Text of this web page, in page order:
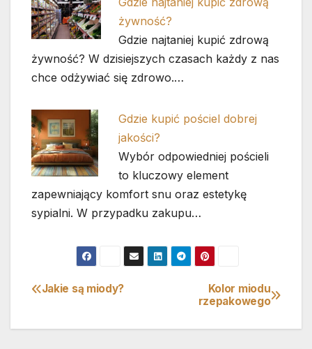
żywność?
Gdzie najtaniej kupić zdrową
żywność? W dzisiejszych czasach każdy z nas
chce odżywiać się zdrowo.…
Gdzie kupić pościel dobrej
jakości?
Wybór odpowiedniej pościeli
to kluczowy element
zapewniający komfort snu oraz estetykę
sypialni. W przypadku zakupu…
Nawigacja
wpisu
Kolor miodu
rzepakowego
Jakie są miody?